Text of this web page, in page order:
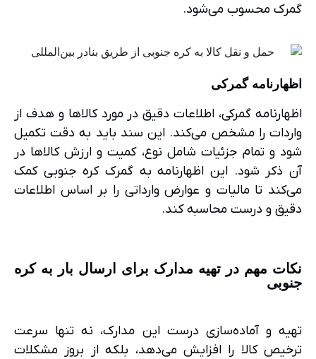
گمرک محسوب می‌شود.
اظهارنامه گمرکی
اظهارنامه گمرکی، اطلاعات دقیق در مورد کالاها و هدف از
واردات را مشخص می‌کند. این سند باید به دقت تکمیل
شود و تمام جزئیات شامل نوع، کمیت و ارزش کالاها در
آن ذکر شود. این اظهارنامه به گمرک کره جنوبی کمک
می‌کند تا مالیات و عوارض وارداتی را بر اساس اطلاعات
دقیق و درست محاسبه کند.
نکات مهم در تهیه مدارک برای ارسال بار به کره
جنوبی
تهیه و آماده‌سازی درست این مدارک، نه تنها سرعت
ترخیص کالا را افزایش می‌دهد، بلکه از بروز مشکلات